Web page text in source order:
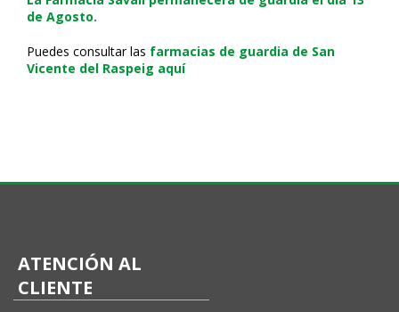
de Agosto.
Puedes consultar las farmacias de guardia de San
Vicente del Raspeig aquí
ATENCIÓN AL
CLIENTE